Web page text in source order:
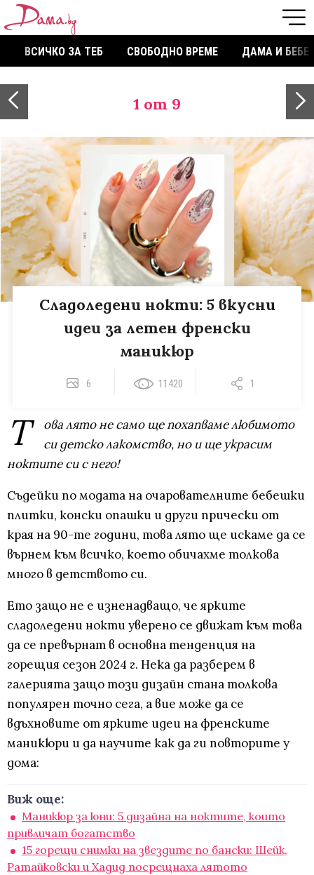
ВСИЧКО ЗА ТЕБ СВОБОДНО ВРЕМЕ ДАМА И БЕБЕ
1 от 9
Сладоледени нокти: 5 вкусни
идеи за летен френски
маникюр
6 11420 1
Т
ова лято не само ще похапваме любимото
си детско лакомство, но и ще украсим
ноктите си с него!
Съдейки по модата на очарователните бебешки
плитки, конски опашки и други прически от
края на 90-те години, това лято ще искаме да се
върнем към всичко, което обичахме толкова
много в детството си.
Ето защо не е изненадващо, че ярките
сладоледени нокти уверено се движат към това
да се превърнат в основна тенденция на
горещия сезон 2024 г. Нека да разберем в
галерията защо този дизайн стана толкова
популярен точно сега, а вие може да се
вдъхновите от ярките идеи на френските
маникюри и да научите как да ги повторите у
дома:
Виж още:
Маникюр за юни: 5 дизайна на ноктите, които
привличат богатство
15 горещи снимки на звездите по бански: Шейк,
Ратайковски и Хадид посрещнаха лятото